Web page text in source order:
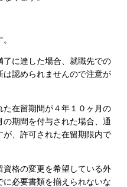
に達した場合、就職先での
は認められませんので注意が
在留期間が４年１０ヶ月の
期間を付与された場合、通
、許可された在留期限内で
資格の変更を希望している外
必要書類を揃えられないな